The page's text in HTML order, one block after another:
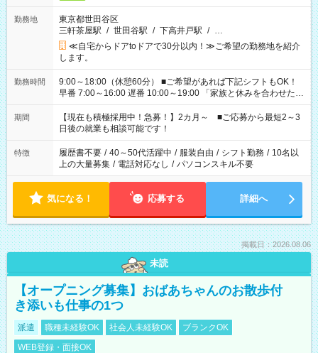
勤務地
東京都世田谷区
三軒茶屋駅 / 世田谷駅 / 下高井戸駅 / …
≪自宅からドアtoドアで30分以内！≫ご希望の勤務地を紹介
します。
勤務時間
9:00～18:00（休憩60分） ■ご希望があれば下記シフトもOK！
早番 7:00～16:00 遅番 10:00～19:00 「家族と休みを合わせた
い」 「余裕を持って夕飯の準備がしたい」 「できれば残業はし
たくない」 など、ご希望を教えてくださいね。 ※Wワーク希望
の方へ 今ご覧のお仕事で希望する勤務時間と、もう1つのお仕事
の勤務時間。 合計で週40時間を超える場合は応募できません。
期間
【現在も積極採用中！急募！】2カ月～ ■ご応募から最短2～3
日後の就業も相談可能です！
特徴 履歴書不要 / 40～50代活躍中 / 服装自由 / シフト勤務 / 10名以
上の大量募集 / 電話対応なし / パソコンスキル不要
気になる！ 応募する 詳細へ
掲載日：2026.08.06
未読
【オープニング募集】おばあちゃんのお散歩付
き添いも仕事の1つ
派遣 職種未経験OK 社会人未経験OK
ブランクOK
WEB登録・面接OK